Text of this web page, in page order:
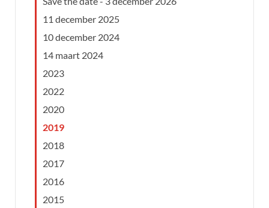
11 december 2025
10 december 2024
14 maart 2024
2023
2022
2020
2019
2018
2017
2016
2015